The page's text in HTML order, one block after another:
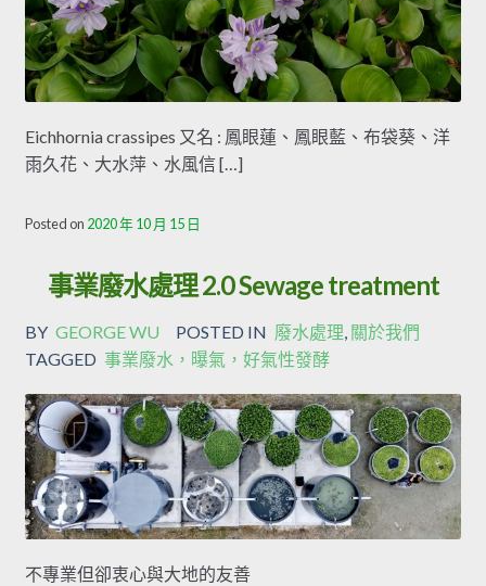
Eichhornia crassipes 又名 : 鳳眼蓮、鳳眼藍、布袋葵、洋
雨久花、大水萍、水風信 […]
Posted on 2020 年 10 月 15 日
事業廢水處理 2.0 Sewage treatment
BY GEORGE WU POSTED IN 廢水處理, 關於我們
TAGGED 事業廢水，曝氣，好氣性發酵
不專業但卻衷心與大地的友善